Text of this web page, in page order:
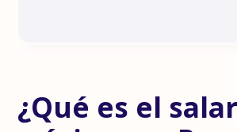
¿Qué es el